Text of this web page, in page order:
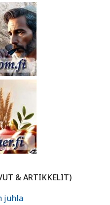
& ARTIKKELIT)
juhla